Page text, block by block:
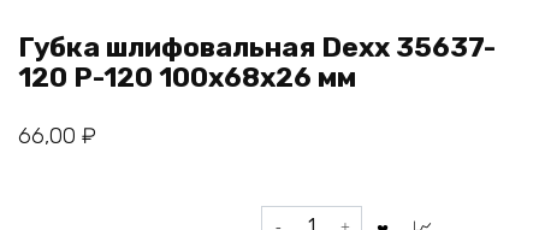
Губка шлифовальная Dexx 35637-
120 Р-120 100х68х26 мм
66,00 ₽